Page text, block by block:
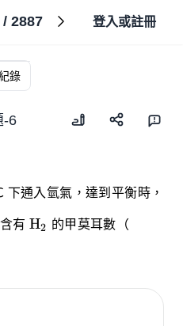
/ 2887 登入或註冊
錄
-6
通入氫氣，達到平衡時，
有 \ce{H2}
HX
2 的甲莫耳數（